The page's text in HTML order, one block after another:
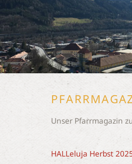
Unser Pfarrmagazin
HALLeluja Herbst